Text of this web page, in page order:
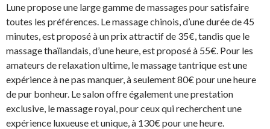
Lune propose une large gamme de massages pour satisfaire
toutes les préférences. Le massage chinois, d’une durée de 45
minutes, est proposé à un prix attractif de 35€, tandis que le
massage thaïlandais, d’une heure, est proposé à 55€. Pour les
amateurs de relaxation ultime, le massage tantrique est une
expérience à ne pas manquer, à seulement 80€ pour une heure
de pur bonheur. Le salon offre également une prestation
exclusive, le massage royal, pour ceux qui recherchent une
expérience luxueuse et unique, à 130€ pour une heure.